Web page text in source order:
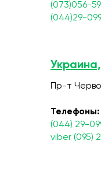
(073)056-
(044)29-
Пр-т
Телефоны:
(044) 29-
viber (095)